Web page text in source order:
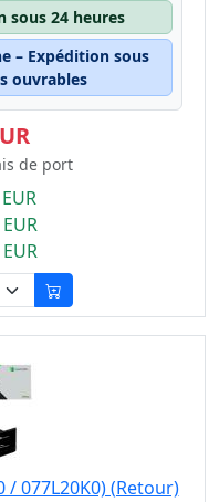
sous 24 heures
– Expédition sous
ouvrables
de port
077L20K0) (Retour)